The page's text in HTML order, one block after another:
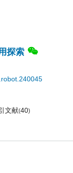
探索
文献(40)